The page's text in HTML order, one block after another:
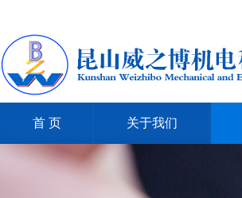
首 页 关于我们